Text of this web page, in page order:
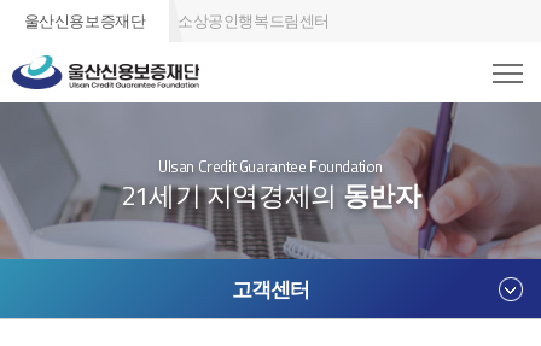
울산신용보증재단 소상공인행복드림센터
Ulsan Credit Guarantee Foundation
21세기 지역경제의 동반자
고객센터